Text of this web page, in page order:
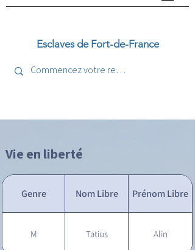
Esclaves de Fort-de-France
Vie en liberté
Genre Nom Libre Prénom Libre
M Tatius Alin